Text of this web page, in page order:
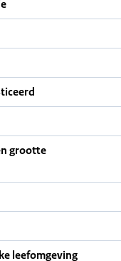
grootte
leefomgeving